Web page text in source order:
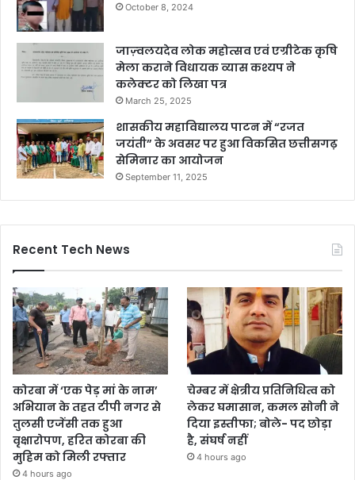
October 8, 2024
जाज़्वलयदेव लोक महोत्सव एवं एग्रीटेक कृषि
मेला कराने विधायक व्यास कश्यप ने
कलेक्टर को लिखा पत्र
March 25, 2025
शासकीय महाविद्यालय पाटन में “रजत
जयंती” के अवसर पर हुआ विकसित छत्तीसगढ़
सेमिनार का आयोजन
September 11, 2025
Recent Tech News
कोरबा में ‘एक पेड़ मां के नाम’
अभियान के तहत टीपी नगर से
तुलसी एजेंसी तक हुआ
वृक्षारोपण, हरित कोरबा की
मुहिम को मिली रफ्तार
4 hours ago
चेम्बर में क्षेत्रीय प्रतिनिधित्व को
लेकर घमासान, कमल सोनी ने
दिया इस्तीफा; बोले- पद छोड़ा
है, संघर्ष नहीं
4 hours ago